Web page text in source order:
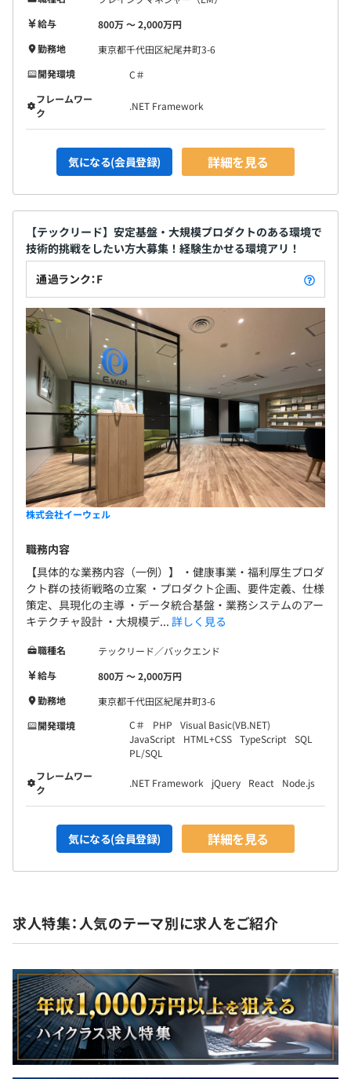
給与
800万 〜 2,000万円
勤務地
東京都千代田区紀尾井町3-6
開発環境
C＃
フレームワー
ク
.NET Framework
気になる(会員登録) 詳細を見る
【テックリード】安定基盤・大規模プロダクトのある環境で
技術的挑戦をしたい方大募集！経験生かせる環境アリ！
通過ランク：F
株式会社イーウェル
職務内容
【具体的な業務内容（一例）】 ・健康事業・福利厚生プロダ
クト群の技術戦略の立案 ・プロダクト企画、要件定義、仕様
策定、具現化の主導 ・データ統合基盤・業務システムのアー
キテクチャ設計 ・大規模デ... 詳しく見る
職種名
テックリード／バックエンド
給与
800万 〜 2,000万円
勤務地
東京都千代田区紀尾井町3-6
開発環境
C＃ PHP
Visual Basic(VB.NET)
JavaScript
HTML+CSS TypeScript
SQL
PL/SQL
フレームワー
ク
.NET Framework jQuery React Node.js
気になる(会員登録) 詳細を見る
求人特集：人気のテーマ別に求人をご紹介